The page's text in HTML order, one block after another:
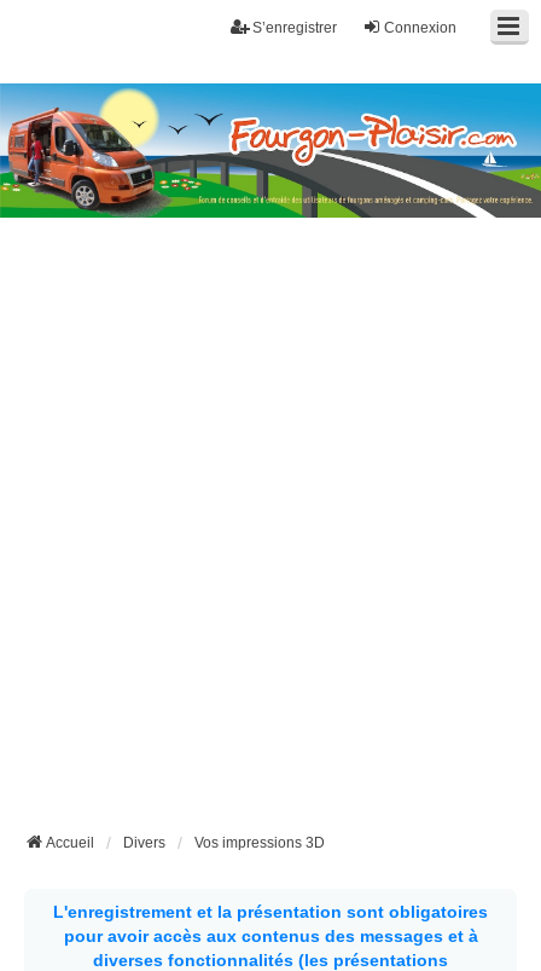
Connexion
S’enregistrer
Fourgon-plaisir.com
Forum de conseils et d'entraide des utilisateurs de fourgons, fourgons
aménagés, vans et de camping-car. Partagez votre expérience.
Accueil Divers Vos impressions 3D
L'enregistrement et la présentation sont obligatoires
pour avoir accès aux contenus des messages et à
diverses fonctionnalités (les présentations